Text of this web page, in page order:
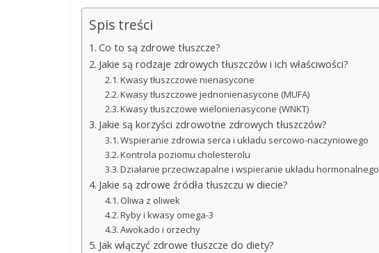
Spis treści
Co to są zdrowe tłuszcze?
Jakie są rodzaje zdrowych tłuszczów i ich właściwości?
Kwasy tłuszczowe nienasycone
Kwasy tłuszczowe jednonienasycone (MUFA)
Kwasy tłuszczowe wielonienasycone (WNKT)
Jakie są korzyści zdrowotne zdrowych tłuszczów?
Wspieranie zdrowia serca i układu sercowo-naczyniowego
Kontrola poziomu cholesterolu
Działanie przeciwzapalne i wspieranie układu hormonalnego
Jakie są zdrowe źródła tłuszczu w diecie?
Oliwa z oliwek
Ryby i kwasy omega-3
Awokado i orzechy
Jak włączyć zdrowe tłuszcze do diety?